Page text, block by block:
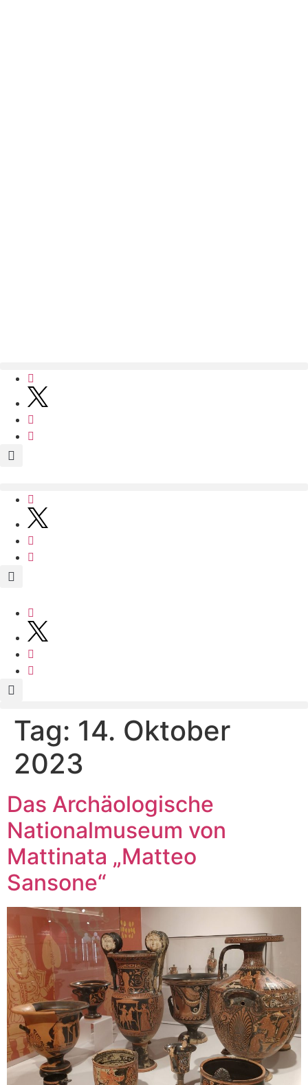
Tag: 14. Oktober
2023
Das Archäologische
Nationalmuseum von
Mattinata „Matteo
Sansone“